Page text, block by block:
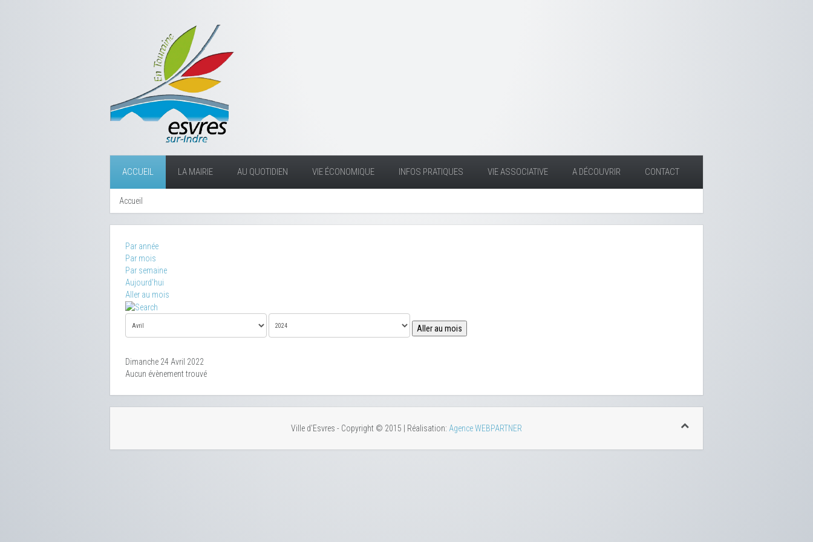
ACCUEIL LA MAIRIE AU QUOTIDIEN VIE ÉCONOMIQUE INFOS PRATIQUES VIE ASSOCIATIVE A DÉCOUVRIR CONTACT
Accueil
Par année
Par mois
Par semaine
Aujourd'hui
Aller au mois
Aller au mois
Dimanche 24 Avril 2022
Aucun évènement trouvé
Ville d'Esvres - Copyright © 2015 | Réalisation: Agence WEBPARTNER